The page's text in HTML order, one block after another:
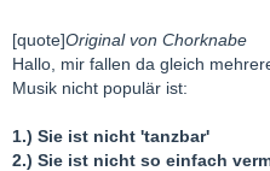
[quote]Original von Chorknabe
Hallo, mir fallen da gleich
Musik nicht populär ist:
1.) Sie ist nicht 'tanzbar'
2.) Sie ist nicht so einfach